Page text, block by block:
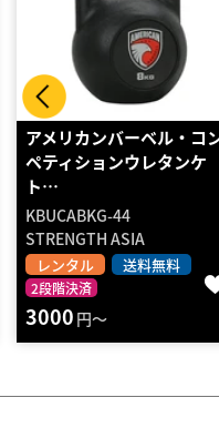
アメリカンバーベル・ク
シックケトルベル 36k…
KB-36KG
STRENGTH ASIA
レンタル 送料無料
2段階決済
1070円～